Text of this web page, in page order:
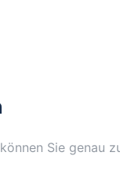
Sie genau